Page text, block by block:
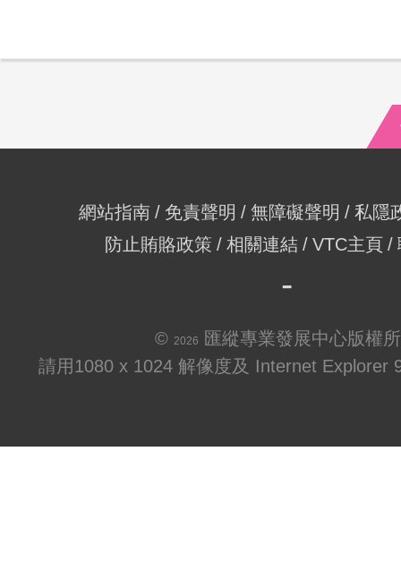
網站指南 免責聲明 無障礙聲明
私隱
防止賄賂政策
相關連結 VTC主頁
© 2026
匯縱專業發展中心版權
請用1080 x 1024 解像度及 Internet Explorer